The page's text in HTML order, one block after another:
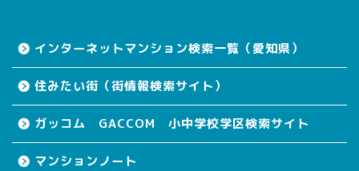
インターネットマンション検索一覧（愛知県）
住みたい街（街情報検索サイト）
ガッコム GACCOM 小中学校学区検索サイト
マンションノート